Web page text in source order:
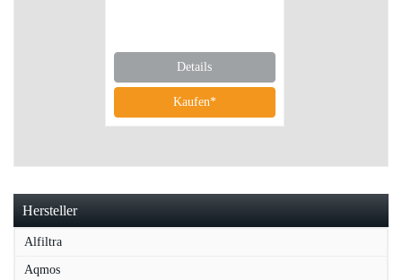
Details
Kaufen*
Hersteller
Alfiltra
Aqmos